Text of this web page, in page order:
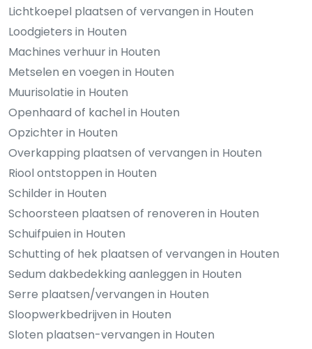
Lichtkoepel plaatsen of vervangen in Houten
Loodgieters in Houten
Machines verhuur in Houten
Metselen en voegen in Houten
Muurisolatie in Houten
Openhaard of kachel in Houten
Opzichter in Houten
Overkapping plaatsen of vervangen in Houten
Riool ontstoppen in Houten
Schilder in Houten
Schoorsteen plaatsen of renoveren in Houten
Schuifpuien in Houten
Schutting of hek plaatsen of vervangen in Houten
Sedum dakbedekking aanleggen in Houten
Serre plaatsen/vervangen in Houten
Sloopwerkbedrijven in Houten
Sloten plaatsen-vervangen in Houten